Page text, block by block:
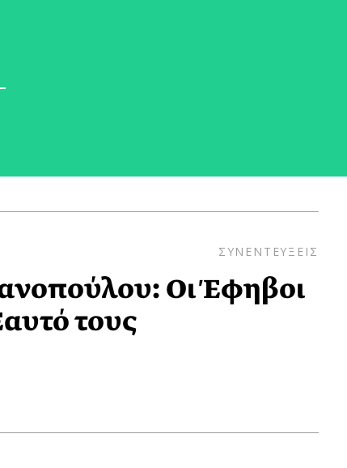
«Δεν
Αυτό Θέλω να Λένε
ΣΥΝΕΝΤΕΥΞΕΙΣ
Οι Έφηβοι
τους